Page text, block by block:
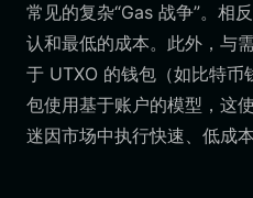
常见的复杂“Gas 战争”。相
认和最低的成本。此外，与
于 UTXO 的钱包（如比特币
包使用基于账户的模型，这
迷因市场中执行快速、低成